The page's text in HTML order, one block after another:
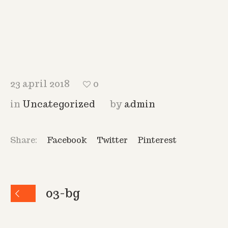
23 april 2018
0
in Uncategorized by admin
Share: Facebook Twitter Pinterest
03-bg